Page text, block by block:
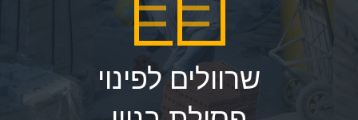
שרוולים לפינוי